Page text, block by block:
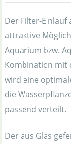
Der Filter-Einlauf
attraktive
Aquarium bzw.
Kombination mit
wird eine
die
passend verteilt.
Der aus Glas